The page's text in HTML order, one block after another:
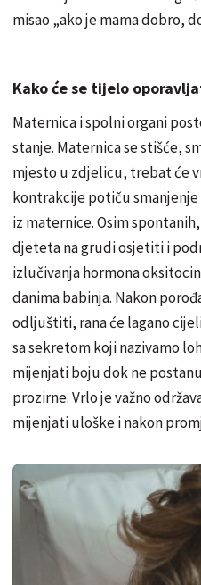
misao „ako je mama dobro,
Kako će se tijelo
Maternica i spolni organi
stanje. Maternica se stišće,
mjesto u zdjelicu, trebat će
kontrakcije potiču
iz maternice. Osim
djeteta na grudi osjetiti i
izlučivanja hormona
danima babinja. Nakon
odljuštiti, rana će lagano
sa sekretom koji nazivamo
mijenjati boju dok ne
prozirne. Vrlo je važno
mijenjati uloške i nakon